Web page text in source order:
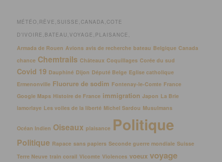
MÉTÉO,RÊVE,SUISSE,CANADA,COTE
D’IVOIRE,BATEAU,VOYAGE,PLAISANCE,
Armada de Rouen Avions avis de recherche bateau Belgique Canada
chance Chemtrails Châteaux Coquillages Corée du sud
Covid 19 Dauphiné Dijon Député Belge Eglise catholique
Ermenonville Fluorure de sodim Fontenay-le-Comte France
Google Maps Histoire de France immigration Japon La Brie
lamorlaye Les voiles de la liberté Michel Sardou Musulmans
Océan Indien Oiseaux plaisance Politique
Politique Rapace sans papiers Seconde guerre mondiale Suisse
Terre Neuve train corail Vicomte Violences voeux voyage